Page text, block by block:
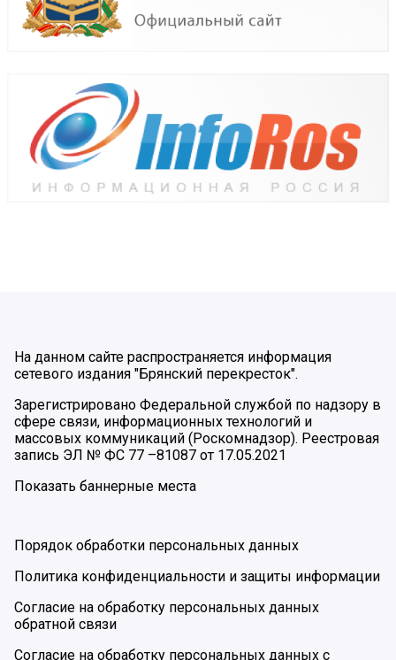
На данном сайте распространяется информация
сетевого издания "Брянский перекресток".
Зарегистрировано Федеральной службой по надзору в
сфере связи, информационных технологий и
массовых коммуникаций (Роскомнадзор). Реестровая
запись ЭЛ № ФС 77 –81087 от 17.05.2021
Показать баннерные места
Порядок обработки персональных данных
Политика конфиденциальности и защиты информации
Согласие на обработку персональных данных
обратной связи
Согласие на обработку персональных данных с